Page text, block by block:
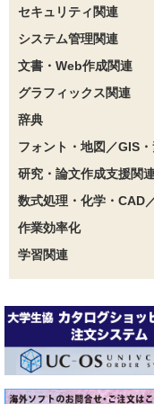
セキュリティ関連
システム管理関連
文書・Web作成関連
グラフィックス関連
辞典
フォント・地図／GIS
研究・論文作成支援関
数式処理・化学・CAD
作業効率化
学習関連